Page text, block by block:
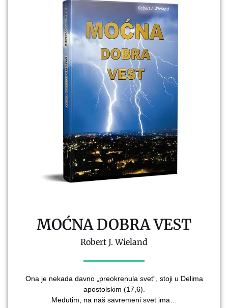
MOĆNA DOBRA VEST
Robert J. Wieland
Ona je nekada davno „preokrenula svet“, stoji u Delima
apostolskim (17,6).
Međutim, na naš savremeni svet ima…